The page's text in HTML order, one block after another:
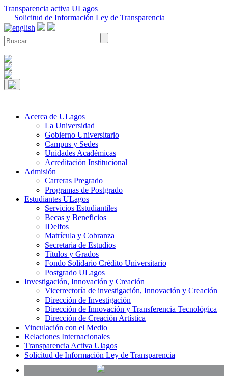
Transparencia activa ULagos
Solicitud de Información Ley de Transparencia
Acerca de ULagos
La Universidad
Gobierno Universitario
Campus y Sedes
Unidades Académicas
Acreditación Institucional
Admisión
Carreras Pregrado
Programas de Postgrado
Estudiantes ULagos
Servicios Estudiantiles
Becas y Beneficios
IDelfos
Matrícula y Cobranza
Secretaria de Estudios
Títulos y Grados
Fondo Solidario Crédito Universitario
Postgrado ULagos
Investigación, Innovación y Creación
Vicerrectoría de investigación, Innovación y Creación
Dirección de Investigación
Dirección de Innovación y Transferencia Tecnológica
Dirección de Creación Artística
Vinculación con el Medio
Relaciones Internacionales
Transparencia Activa Ulagos
Solicitud de Información Ley de Transparencia